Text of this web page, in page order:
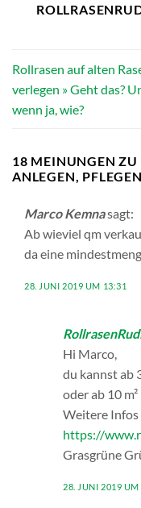
Rollrasen auf alten
verlegen » Geht das?
wenn ja, wie?
18 MEINUNGEN ZU
ANLEGEN,
Marco Kemnasagt:
Ab wieviel qm
da eine
28. JUNI 2019 UM 13:31
Hi Marco,
du kannst ab
oder ab 10
Weitere Infos
https://
Grasgrüne
28. JUNI 2019